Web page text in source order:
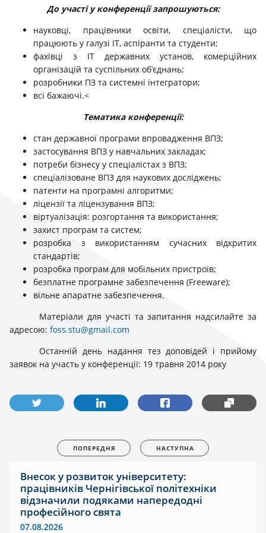
До участі у конференції запрошуються:
науковці, працівники освіти, спеціалісти, що
працюють у галузі ІТ, аспіранти та студенти;
фахівці з ІТ державних установ, комерційних
організацій та суспільних об’єднань;
розробники ПЗ та системні інтегратори;
всі бажаючі.<
Тематика конференції:
стан державної програми впровадження ВПЗ;
застосування ВПЗ у навчальних закладах;
потреби бізнесу у спеціалістах з ВПЗ;
спеціалізоване ВПЗ для наукових досліджень;
патенти на програмні алгоритми;
ліцензії та ліцензування ВПЗ;
віртуалізація: розгортання та використання;
захист програм та систем;
розробка з використанням сучасних відкритих
стандартів;
розробка програм для мобільних пристроїв;
безплатне програмне забезпечення (Freeware);
вільне апаратне забезпечення.
Матеріали для участі та запитання надсилайте за
адресою: foss.stu@gmail.com
Останній день надання тез доповідей і прийому
заявок на участь у конференції: 19 травня 2014 року
ПОПЕРЕДНЯ НАСТУПНА
Внесок у розвиток університету:
працівників Чернігівської політехніки
відзначили подяками напередодні
професійного свята
07.08.2026